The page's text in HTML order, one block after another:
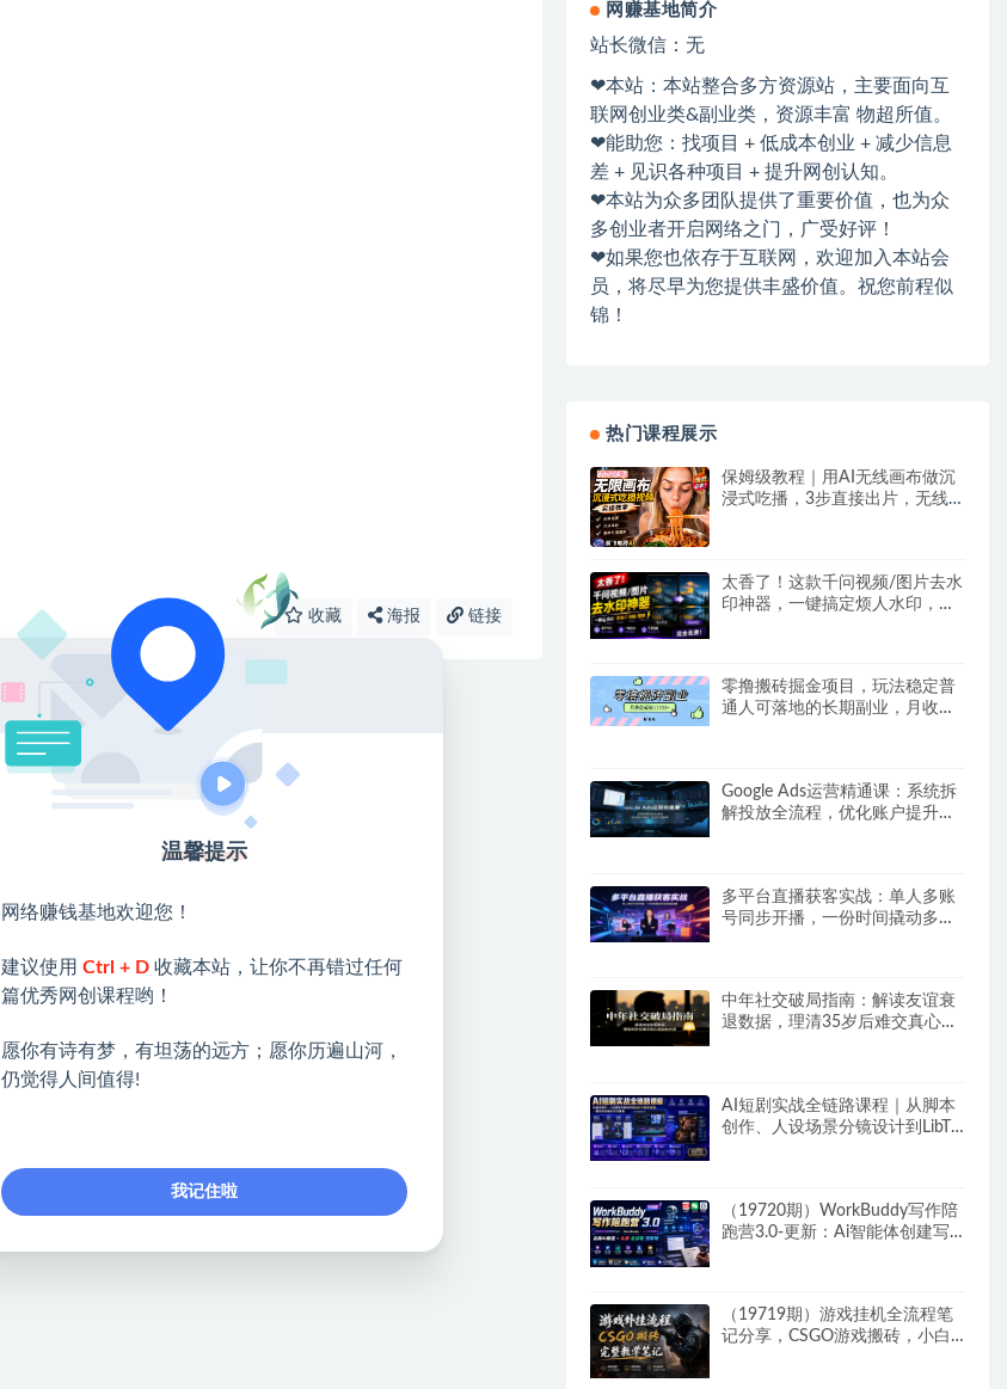
收藏 海报 链接
网赚基地简介
站长微信：无
❤本站：本站整合多方资源站，主要面向互
联网创业类&副业类，资源丰富 物超所值。
❤能助您：找项目 + 低成本创业 + 减少信息
差 + 见识各种项目 + 提升网创认知。
❤本站为众多团队提供了重要价值，也为众
多创业者开启网络之门，广受好评！
❤如果您也依存于互联网，欢迎加入本站会
员，将尽早为您提供丰盛价值。祝您前程似
锦！
热门课程展示
保姆级教程｜用AI无线画布做沉
浸式吃播，3步直接出片，无线
太香了！这款千问视频/图片去水
印神器，一键搞定烦人水印，本
零撸搬砖掘金项目，玩法稳定普
通人可落地的长期副业，月收益
Google Ads运营精通课：系统拆
解投放全流程，优化账户提升广
多平台直播获客实战：单人多账
号同步开播，一份时间撬动多渠
中年社交破局指南：解读友谊衰
退数据，理清35岁后难交真心朋
AI短剧实战全链路课程｜从脚本
创作、人设场景分镜设计到LibTV
（19720期）WorkBuddy写作陪
跑营3.0-更新：Ai智能体创建写
（19719期）游戏挂机全流程笔
记分享，CSGO游戏搬砖，小白
温馨提示
网络赚钱基地欢迎您！
建议使用 Ctrl + D 收藏本站，让你不再错过任何
篇优秀网创课程哟！
愿你有诗有梦，有坦荡的远方；愿你历遍山河，
仍觉得人间值得!
我记住啦